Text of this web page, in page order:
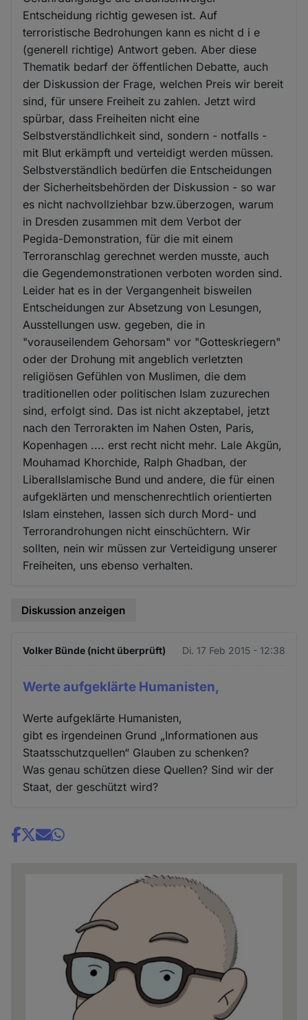
Entscheidung richtig gewesen ist. Auf
terroristische Bedrohungen kann es nicht d i e
(generell richtige) Antwort geben. Aber diese
Thematik bedarf der öffentlichen Debatte, auch
der Diskussion der Frage, welchen Preis wir bereit
sind, für unsere Freiheit zu zahlen. Jetzt wird
spürbar, dass Freiheiten nicht eine
Selbstverständlichkeit sind, sondern - notfalls -
mit Blut erkämpft und verteidigt werden müssen.
Selbstverständlich bedürfen die Entscheidungen
der Sicherheitsbehörden der Diskussion - so war
es nicht nachvollziehbar bzw.überzogen, warum
in Dresden zusammen mit dem Verbot der
Pegida-Demonstration, für die mit einem
Terroranschlag gerechnet werden musste, auch
die Gegendemonstrationen verboten worden sind.
Leider hat es in der Vergangenheit bisweilen
Entscheidungen zur Absetzung von Lesungen,
Ausstellungen usw. gegeben, die in
"vorauseilendem Gehorsam" vor "Gotteskriegern"
oder der Drohung mit angeblich verletzten
religiösen Gefühlen von Muslimen, die dem
traditionellen oder politischen Islam zuzurechen
sind, erfolgt sind. Das ist nicht akzeptabel, jetzt
nach den Terrorakten im Nahen Osten, Paris,
Kopenhagen .... erst recht nicht mehr. Lale Akgün,
Mouhamad Khorchide, Ralph Ghadban, der
LiberalIslamische Bund und andere, die für einen
aufgeklärten und menschenrechtlich orientierten
Islam einstehen, lassen sich durch Mord- und
Terrorandrohungen nicht einschüchtern. Wir
sollten, nein wir müssen zur Verteidigung unserer
Freiheiten, uns ebenso verhalten.
Diskussion anzeigen
Volker Bünde (nicht überprüft) Di. 17 Feb 2015 - 12:38
Werte aufgeklärte Humanisten,
Werte aufgeklärte Humanisten,
gibt es irgendeinen Grund „Informationen aus
Staatsschutzquellen“ Glauben zu schenken?
Was genau schützen diese Quellen? Sind wir der
Staat, der geschützt wird?
Share